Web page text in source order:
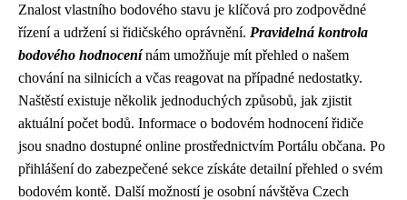
Znalost vlastního bodového stavu je klíčová pro zodpovědné
řízení a udržení si řidičského oprávnění. Pravidelná kontrola
bodového hodnocenínám umožňuje mít přehled o našem
chování na silnicích a včas reagovat na případné nedostatky.
Naštěstí existuje několik jednoduchých způsobů, jak zjistit
aktuální počet bodů. Informace o bodovém hodnocení řidiče
jsou snadno dostupné online prostřednictvím Portálu občana. Po
přihlášení do zabezpečené sekce získáte detailní přehled o svém
bodovém kontě. Další možností je osobní návštěva Czech